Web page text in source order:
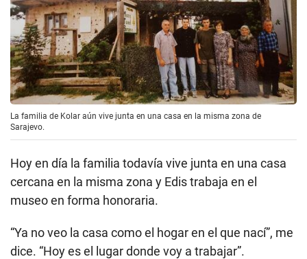
La familia de Kolar aún vive junta en una casa en la misma zona de
Sarajevo.
Hoy en día la familia todavía vive junta en una casa
cercana en la misma zona y Edis trabaja en el
museo en forma honoraria.
“Ya no veo la casa como el hogar en el que nací”, me
dice. “Hoy es el lugar donde voy a trabajar”.